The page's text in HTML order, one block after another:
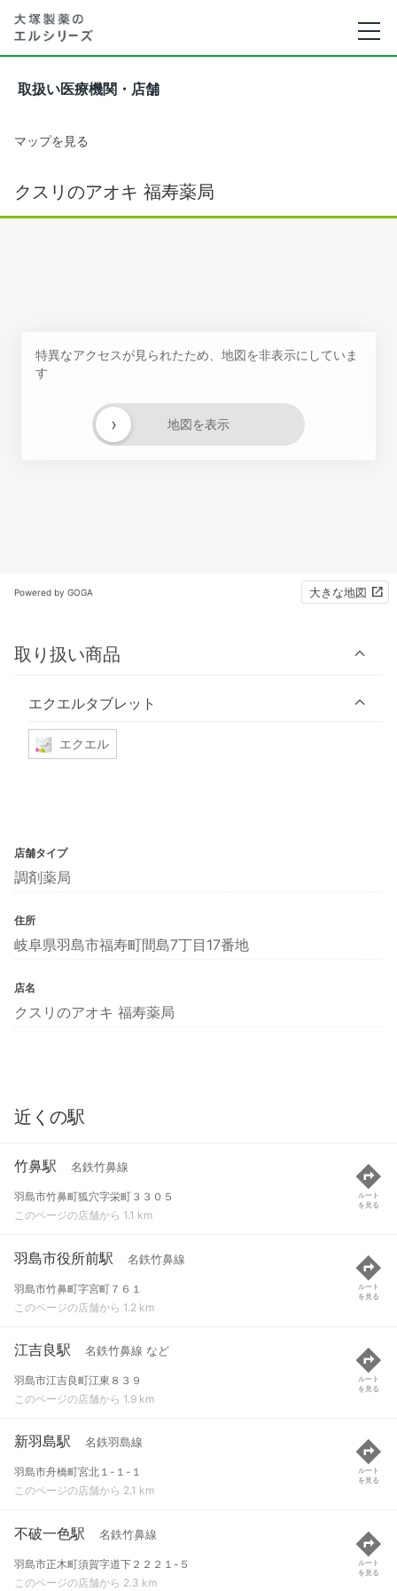
取扱い医療機関・店舗
マップを見る
クスリのアオキ 福寿薬局
特異なアクセスが見られたため、地図を非表示にしていま
す
地図を表示
›
Powered by GOGA 大きな地図
取り扱い商品
エクエルタブレット
エクエル
店舗タイプ
調剤薬局
住所
岐阜県羽島市福寿町間島7丁目17番地
店名
クスリのアオキ 福寿薬局
近くの駅
竹鼻駅 名鉄竹鼻線
羽島市竹鼻町狐穴字栄町３３０５
このページの店舗から 1.1 km
ルート
を見る
羽島市役所前駅 名鉄竹鼻線
羽島市竹鼻町字宮町７６１
このページの店舗から 1.2 km
ルート
を見る
江吉良駅 名鉄竹鼻線 など
羽島市江吉良町江東８３９
このページの店舗から 1.9 km
ルート
を見る
新羽島駅 名鉄羽島線
羽島市舟橋町宮北１-１-１
このページの店舗から 2.1 km
ルート
を見る
不破一色駅 名鉄竹鼻線
羽島市正木町須賀字道下２２２１-５
このページの店舗から 2.3 km
ルート
を見る